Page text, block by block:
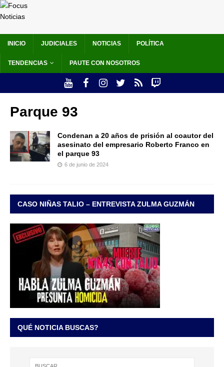
INICIO JUDICIALES NOTICIAS POLÍTICA
TENDENCIAS PAUTE CON NOSOTROS
Parque 93
Condenan a 20 años de prisión al coautor del
asesinato del empresario Roberto Franco en
el parque 93
6 de junio de 2024
CASO NIÑAS TALIO – ENTREVISTA ZULMA GUZMÁN
QUÉ NOTICIA BUSCAS?